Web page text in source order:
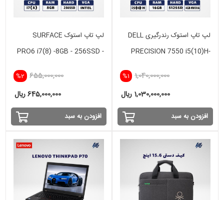
لپ تاپ استوک رندرگیری DELL
PRECISION 7550 i5(10)H-
%1 1,040,000,000
1,030,000,000 ریال
افزودن به سبد
لپ تاپ استوک SURFACE
PRO6 i7(8) -8GB - 256SSD -
%2 655,000,000
645,000,000 ریال
افزودن به سبد